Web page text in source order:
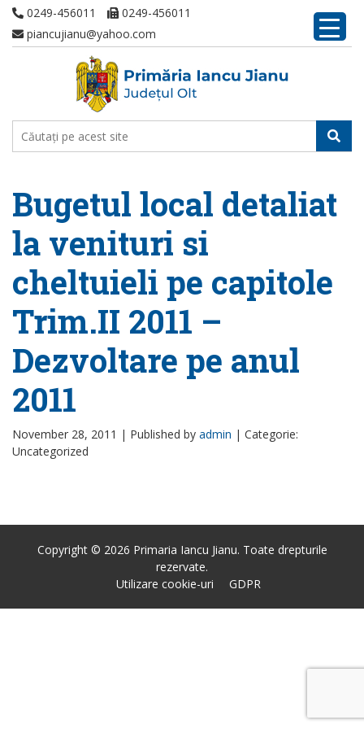
0249-456011
0249-456011
piancujianu@yahoo.com
Bugetul local detaliat
la venituri si
cheltuieli pe capitole
Trim.II 2011 –
Dezvoltare pe anul
2011
November 28, 2011 | Published by admin | Categorie:
Uncategorized
Copyright © 2026 Primaria Iancu Jianu. Toate drepturile
rezervate.
Utilizare cookie-uri
GDPR